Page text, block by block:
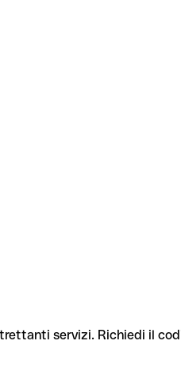
servizi. Richiedi il